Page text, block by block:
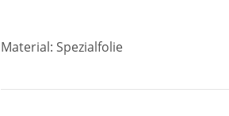
Material: Spezialfolie